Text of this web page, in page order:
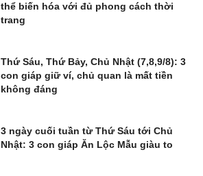
thể biến hóa với đủ phong cách thời
trang
Thứ Sáu, Thứ Bảy, Chủ Nhật (7,8,9/8): 3
con giáp giữ ví, chủ quan là mất tiền
không đáng
3 ngày cuối tuần từ Thứ Sáu tới Chủ
Nhật: 3 con giáp Ăn Lộc Mẫu giàu to